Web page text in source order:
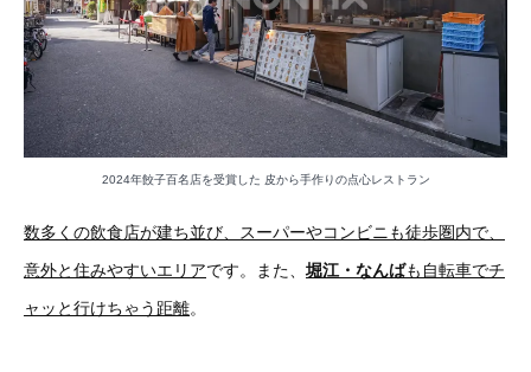
2024年餃子百名店を受賞した 皮から手作りの点心レストラン
数多くの飲食店が建ち並び、スーパーやコンビニも徒歩圏内で、
意外と住みやすいエリアです。また、 堀江・なんばも自転車でチ
ャッと行けちゃう距離。